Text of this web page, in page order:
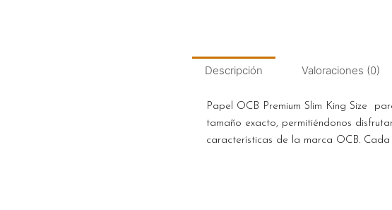
Descripción Valoraciones (0)
Papel OCB Premium Slim King Size
tamaño exacto, permitiéndonos
características de la marca OCB.